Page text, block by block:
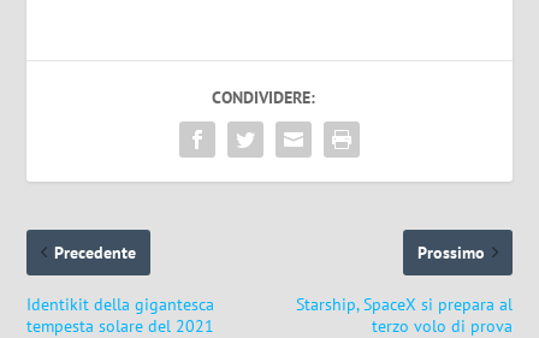
CONDIVIDERE:
Precedente
Identikit della gigantesca
tempesta solare del 2021
Prossimo
Starship, SpaceX si prepara al
terzo volo di prova